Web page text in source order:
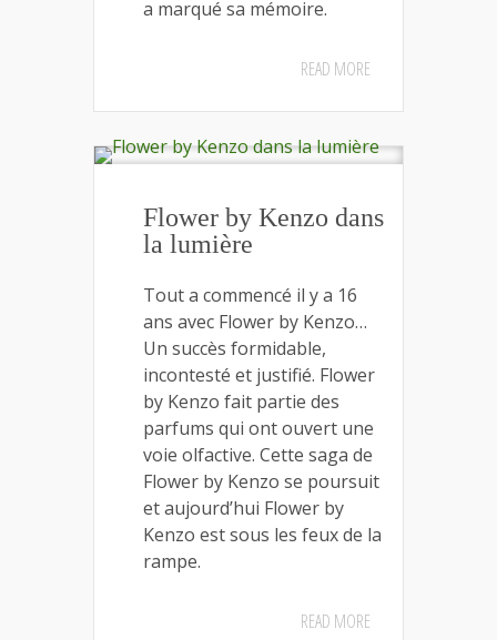
a marqué sa mémoire.
READ MORE
Flower by Kenzo dans
la lumière
Tout a commencé il y a 16
ans avec Flower by Kenzo…
Un succès formidable,
incontesté et justifié. Flower
by Kenzo fait partie des
parfums qui ont ouvert une
voie olfactive. Cette saga de
Flower by Kenzo se poursuit
et aujourd’hui Flower by
Kenzo est sous les feux de la
rampe.
READ MORE